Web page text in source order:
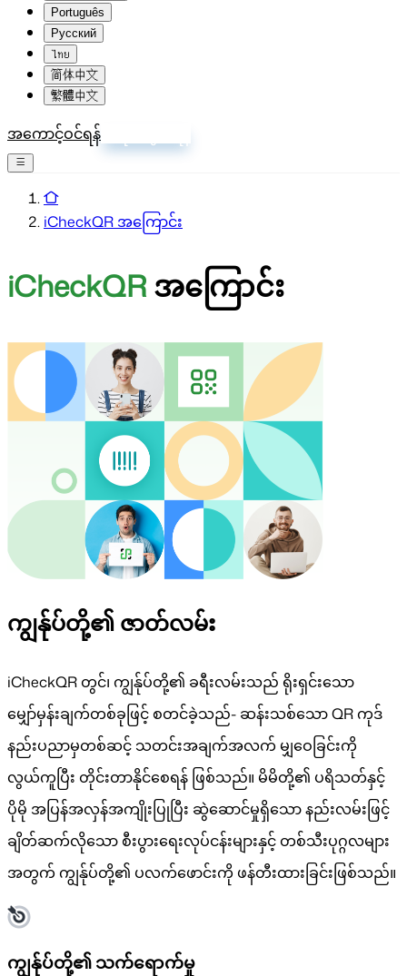
Português
Русский
ไทย
简体中文
繁體中文
အကောင့်ဝင်ရန်
iCheckQR အကြောင်း
iCheckQR အကြောင်း
ကျွန်ုပ်တို့၏ ဇာတ်လမ်း
iCheckQR တွင်၊ ကျွန်ုပ်တို့၏ ခရီးလမ်းသည် ရိုးရှင်းသော
မျှော်မှန်းချက်တစ်ခုဖြင့် စတင်ခဲ့သည်- ဆန်းသစ်သော QR ကုဒ်
နည်းပညာမှတစ်ဆင့် သတင်းအချက်အလက် မျှဝေခြင်းကို
လွယ်ကူပြီး တိုင်းတာနိုင်စေရန် ဖြစ်သည်။ မိမိတို့၏ ပရိသတ်နှင့်
ပိုမို အပြန်အလှန်အကျိုးပြုပြီး ဆွဲဆောင်မှုရှိသော နည်းလမ်းဖြင့်
ချိတ်ဆက်လိုသော စီးပွားရေးလုပ်ငန်းများနှင့် တစ်သီးပုဂ္ဂလများ
အတွက် ကျွန်ုပ်တို့၏ ပလက်ဖောင်းကို ဖန်တီးထားခြင်းဖြစ်သည်။
ကျွန်ုပ်တို့၏ သက်ရောက်မှု